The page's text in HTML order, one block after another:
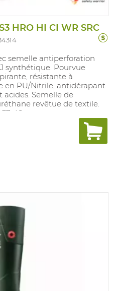
HRO HI CI WR SRC
semelle antiperforation
synthétique. Pourvue
résistante à
en PU/Nitrile, antidérapant
acides. Semelle de
revêtue de textile.
48.